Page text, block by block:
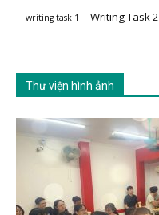
writing task 1 Writing Task 2
Thư viện hình ảnh